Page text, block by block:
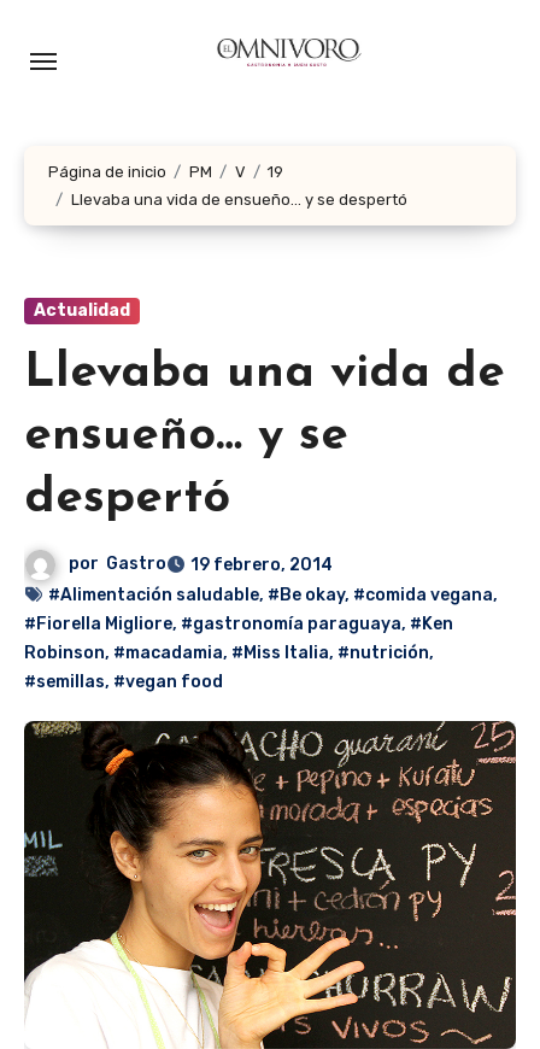
Página de inicio PM V
19
Llevaba una vida de ensueño… y se despertó
Actualidad
Llevaba una vida de
ensueño… y se
despertó
por Gastro
19 febrero, 2014
#Alimentación saludable, #Be okay, #comida vegana,
#Fiorella Migliore, #gastronomía paraguaya, #Ken
Robinson, #macadamia, #Miss Italia, #nutrición,
#semillas, #vegan food